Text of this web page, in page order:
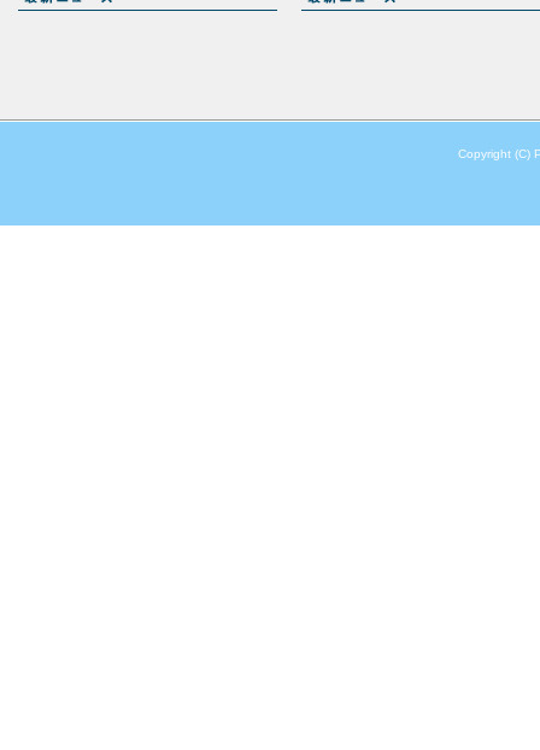
Copyright (C)